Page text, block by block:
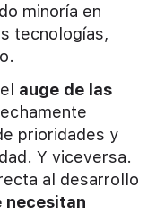
minoría en
tecnologías,
auge de las
prioridades y
Y viceversa.
al desarrollo
necesitan